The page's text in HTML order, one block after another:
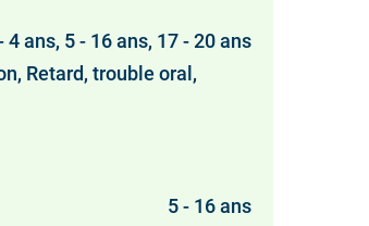
4 ans, 5 - 16 ans, 17 - 20 ans
Retard, trouble oral,
5 - 16 ans